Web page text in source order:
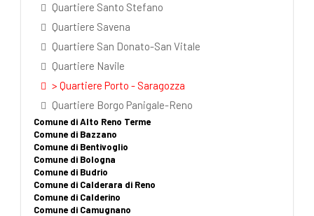
Quartiere Santo Stefano
Quartiere Savena
Quartiere San Donato-San Vitale
Quartiere Navile
> Quartiere Porto - Saragozza
Quartiere Borgo Panigale-Reno
Comune di Alto Reno Terme
Comune di Bazzano
Comune di Bentivoglio
Comune di Bologna
Comune di Budrio
Comune di Calderara di Reno
Comune di Calderino
Comune di Camugnano